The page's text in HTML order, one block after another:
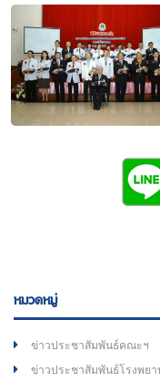
หมวดหมู่
ข่าวประชาสัมพันธ์คณะฯ
ข่าวประชาสัมพันธ์โรงพยา